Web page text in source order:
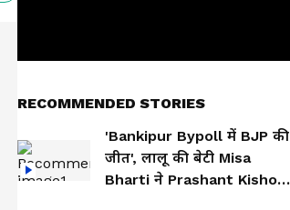
RECOMMENDED STORIES
'Bankipur Bypoll में BJP की
जीत', लालू की बेटी Misa
Bharti ने Prashant Kishor